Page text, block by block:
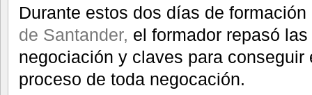
Durante estos dos días de
de Santander, el formador repasó
negociación y claves para conseguir
proceso de toda negocación.